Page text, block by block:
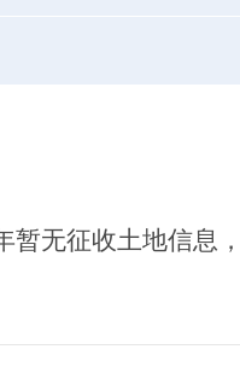
暂无征收土地信息